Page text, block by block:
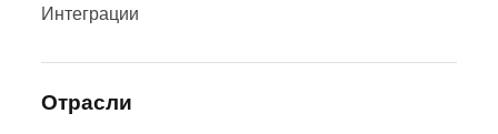
Интеграции
Отрасли